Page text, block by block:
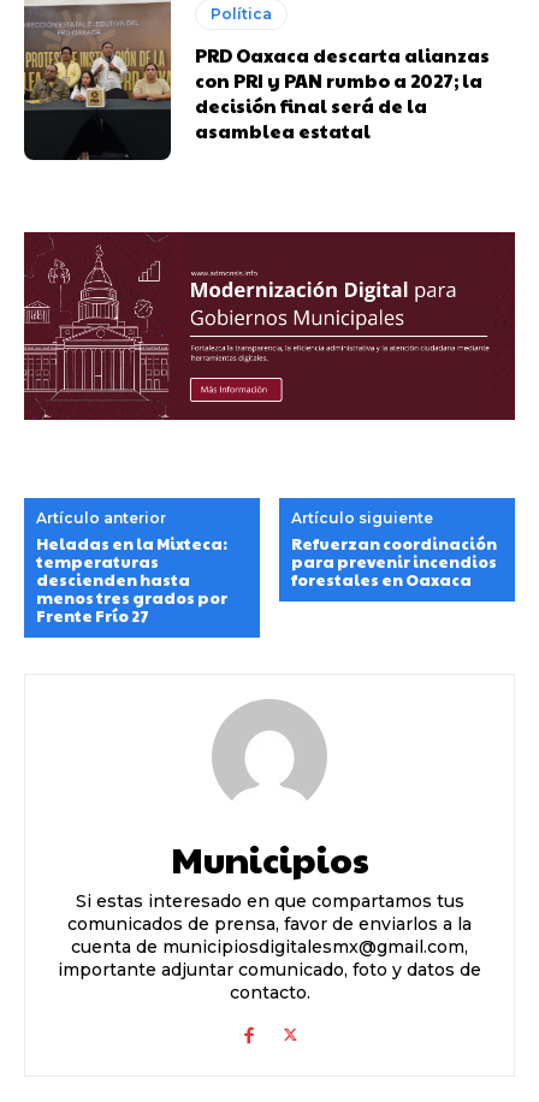
Política
PRD Oaxaca descarta alianzas
con PRI y PAN rumbo a 2027; la
decisión final será de la
asamblea estatal
Artículo anterior
Heladas en la Mixteca:
temperaturas
descienden hasta
menos tres grados por
Frente Frío 27
Artículo siguiente
Refuerzan coordinación
para prevenir incendios
forestales en Oaxaca
Municipios
Si estas interesado en que compartamos tus
comunicados de prensa, favor de enviarlos a la
cuenta de municipiosdigitalesmx@gmail.com,
importante adjuntar comunicado, foto y datos de
contacto.